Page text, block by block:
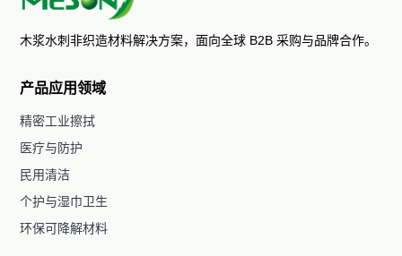
木浆水刺非织造材料解决方案，面向全球 B2B 采购与品牌合作。
产品应用领域
精密工业擦拭
医疗与防护
民用清洁
个护与湿巾卫生
环保可降解材料